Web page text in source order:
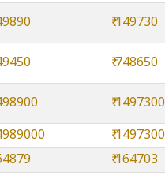
₹ 149730
₹ 748650
₹ 1497300
₹
₹ 164703